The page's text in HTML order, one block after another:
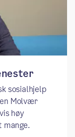
sosialhjelp
Molvær
høy